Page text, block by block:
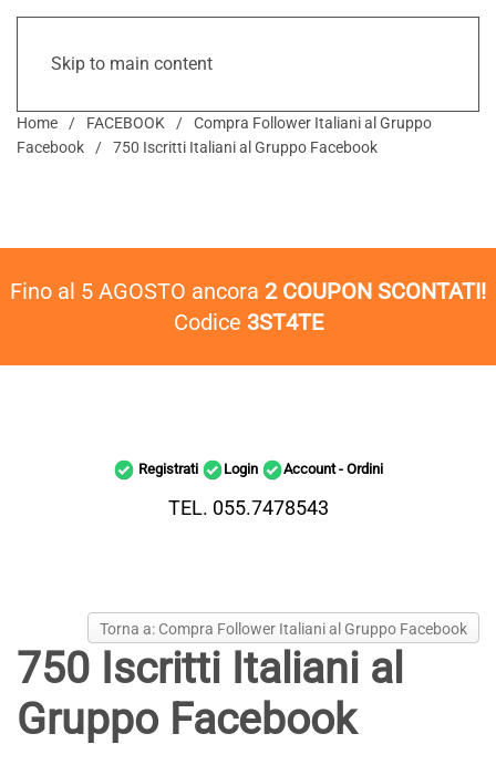
Skip to main content
Home FACEBOOK
Compra Follower Italiani al Gruppo
Facebook
750 Iscritti Italiani al Gruppo Facebook
Fino al 5 AGOSTO ancora 2 COUPON SCONTATI!
Codice 3ST4TE
Registrati Login Account - Ordini
TEL. 055.7478543
Torna a: Compra Follower Italiani al Gruppo Facebook
750 Iscritti Italiani al
Gruppo Facebook